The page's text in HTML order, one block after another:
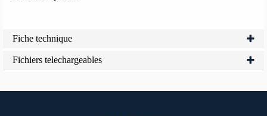
Fiche technique
Fichiers telechargeables